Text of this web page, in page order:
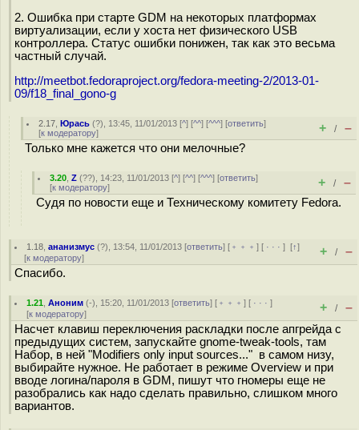
2. Ошибка при старте GDM на некоторых платформах
виртуализации, если у хоста нет физического USB
контроллера. Статус ошибки понижен, так как это весьма
частный случай.
http://meetbot.fedoraproject.org/fedora-meeting-2/2013-01-
09/f18_final_gono-g
2.17 ,Юрась (?), 13:45, 11/01/2013 [^] [^^] [^^^] [ответить]
[к модератору] + / –
Только мне кажется что они мелочные?
3.20 ,Z (??), 14:23, 11/01/2013 [^] [^^] [^^^] [ответить]
[к модератору] + / –
Судя по новости еще и Техническому комитету Fedora.
1.18 ,ананизмус (?), 13:54, 11/01/2013 [ответить] [ ﹢﹢﹢] [ · · ·][↑]
[к модератору] + / –
Спасибо.
1.21 ,Аноним (-), 15:20, 11/01/2013 [ответить] [ ﹢﹢﹢] [ · · ·]
[к модератору] + / –
Насчет клавиш переключения раскладки после апгрейда с
предыдущих систем, запускайте gnome-tweak-tools, там
Набор, в ней "Modifiers only input sources..." в самом низу,
выбирайте нужное. Не работает в режиме Overview и при
вводе логина/пароля в GDM, пишут что гномеры еще не
разобрались как надо сделать правильно, слишком много
вариантов.